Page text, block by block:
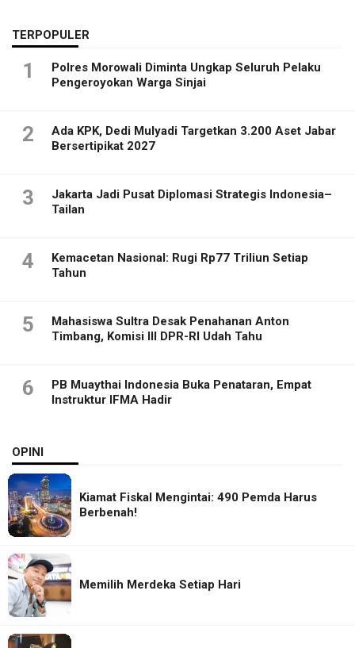
TERPOPULER
1
Polres Morowali Diminta Ungkap Seluruh Pelaku
Pengeroyokan Warga Sinjai
2
Ada KPK, Dedi Mulyadi Targetkan 3.200 Aset Jabar
Bersertipikat 2027
3
Jakarta Jadi Pusat Diplomasi Strategis Indonesia–
Tailan
4
Kemacetan Nasional: Rugi Rp77 Triliun Setiap
Tahun
5
Mahasiswa Sultra Desak Penahanan Anton
Timbang, Komisi III DPR-RI Udah Tahu
6
PB Muaythai Indonesia Buka Penataran, Empat
Instruktur IFMA Hadir
OPINI
Kiamat Fiskal Mengintai: 490 Pemda Harus
Berbenah!
Memilih Merdeka Setiap Hari